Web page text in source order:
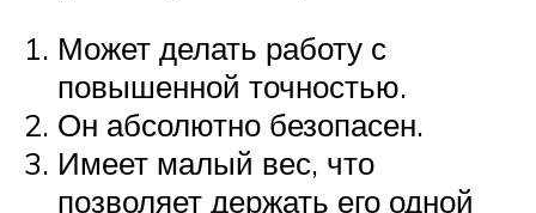
Может делать работу с
повышенной точностью.
Он абсолютно безопасен.
Имеет малый вес, что
позволяет держать его одной